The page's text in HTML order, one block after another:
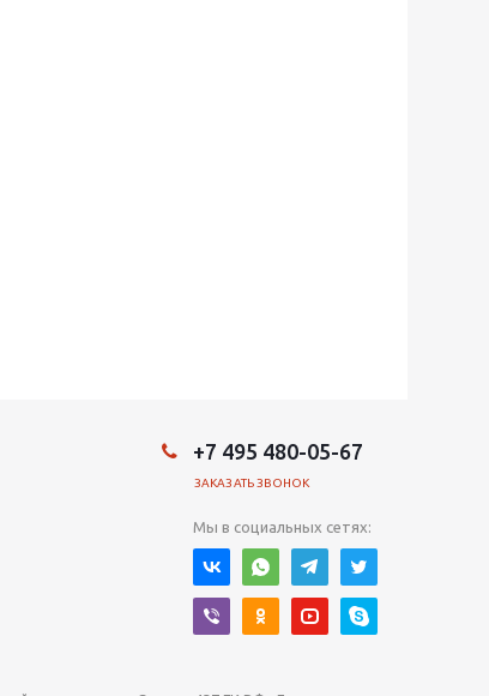
+7 495 480-05-67
ЗАКАЗАТЬ ЗВОНОК
Мы в социальных сетях: